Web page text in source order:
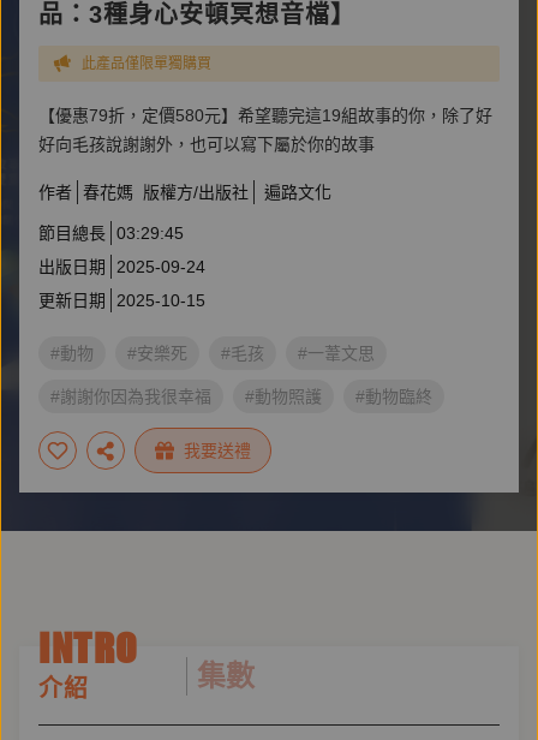
品：3種身心安頓冥想音檔】
此產品僅限單獨購買
【優惠79折，定價580元】希望聽完這19組故事的你，除了好
好向毛孩說謝謝外，也可以寫下屬於你的故事
作者 春花媽 版權方/出版社 遍路文化
節目總長 03:29:45
出版日期
2025-09-24
更新日期
2025-10-15
#動物 #安樂死 #毛孩 #一葦文思
#謝謝你因為我很幸福 #動物照護 #動物臨終
#動物心理學 #動物溝通
我要送禮
INTRO
介紹 集數